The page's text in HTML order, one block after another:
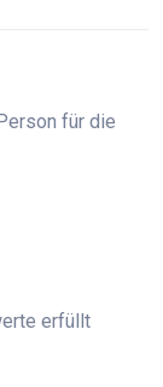
für die
erfüllt